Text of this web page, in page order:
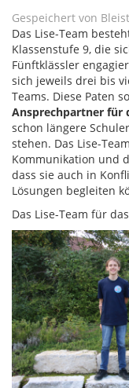
Gespeichert von
Das Lise-Team
Klassenstufe 9, die
Fünftklässler
sich jeweils drei bis
Teams. Diese Paten
Ansprechpartner für
schon längere
stehen. Das Lise-
Kommunikation und
dass sie auch in
Lösungen begleiten
Das Lise-Team für